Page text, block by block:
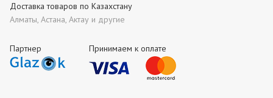
Партнер Принимаем к оплате
Доставка товаров по Казахстану
Алматы, Астана, Актау и другие